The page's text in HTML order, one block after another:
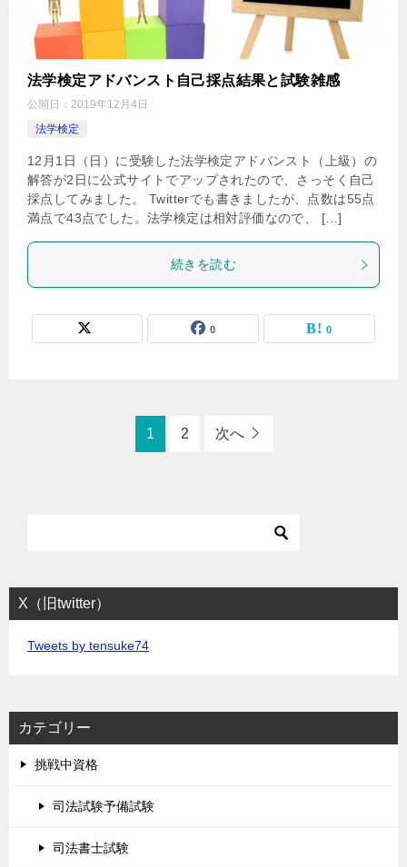
法学検定アドバンスト自己採点結果と試験雑感
公開日： 2019年12月4日
法学検定
12月1日（日）に受験した法学検定アドバンスト（上級）の
解答が2日に公式サイトでアップされたので、さっそく自己
採点してみました。 Twitterでも書きましたが、点数は55点
満点で43点でした。法学検定は相対評価なので、 […]
続きを読む
0 0
1 2 次へ
X（旧twitter）
Tweets by tensuke74
カテゴリー
挑戦中資格
司法試験予備試験
司法書士試験